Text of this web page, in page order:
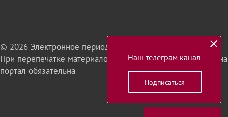
© 2026 Электронное периодическое издание «Татарстан»
При перепечатке материалов или их фрагментов ссылка на
портал обязательна
Наш телеграм канал
Подписаться